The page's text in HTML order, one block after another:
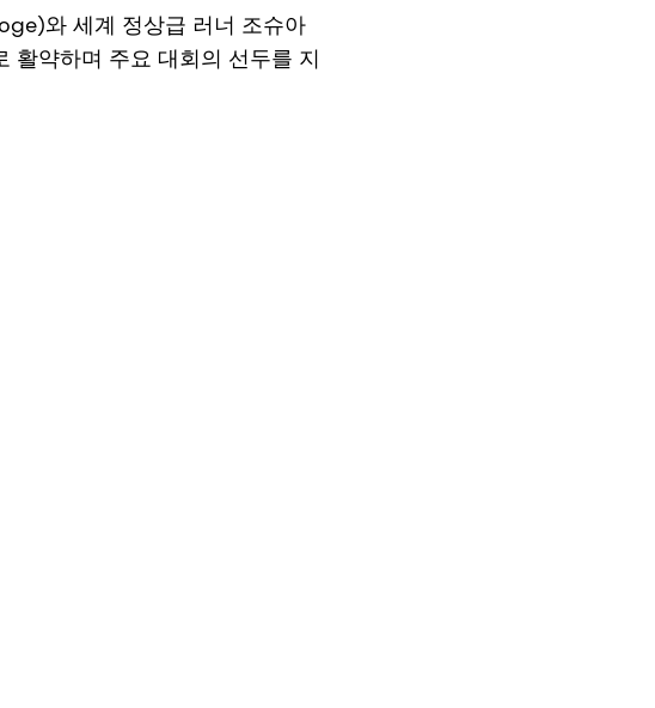
와 세계 정상급 러너 조슈아
약하며 주요 대회의 선두를 지